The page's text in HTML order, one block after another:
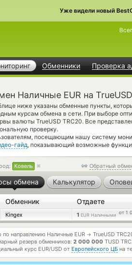
Уже видели новый
Обменники Проверка
Наличные EUR на
ниже указаны обменные пункты,
курсам обмена в сети. При выборе
валюты TrueUSD TRC20. Все
проверку.
посещающим нашу систему
гайд, показывающий возможные
Обратный
Ковель
обмена Калькулятор
Обменник Отдаете
Kingex 1 EUR Наличными от 1
по направлению Наличные EUR → TrueUSD
резерв обменников: 2 000 000 TUSD
курс EUR/USD от Европейского ЦБ на